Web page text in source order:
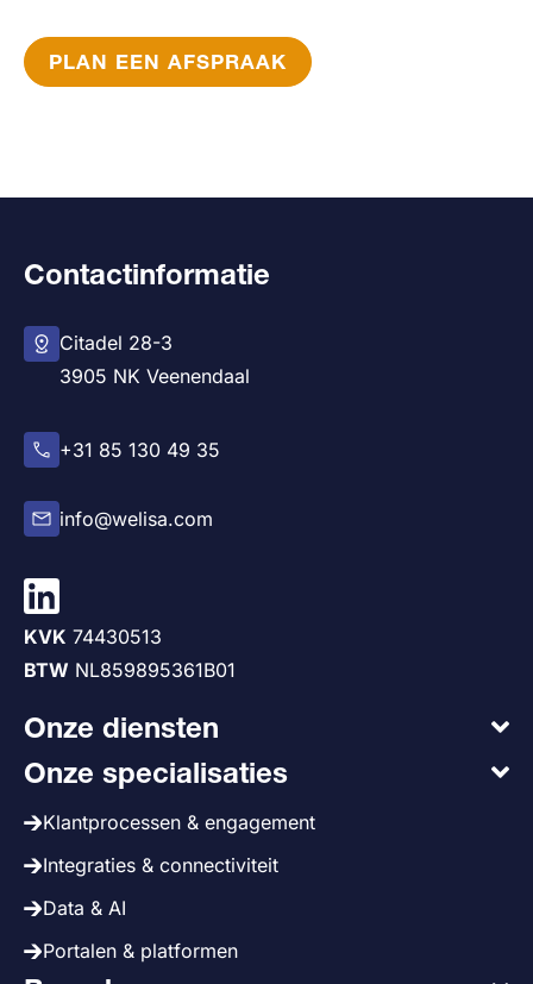
PLAN EEN AFSPRAAK
Contactinformatie
Citadel 28-3
3905 NK Veenendaal
+31 85 130 49 35
info@welisa.com
KVK 74430513
BTW NL859895361B01
Onze diensten
Onze specialisaties
Klantprocessen & engagement
Integraties & connectiviteit
Data & AI
Portalen & platformen